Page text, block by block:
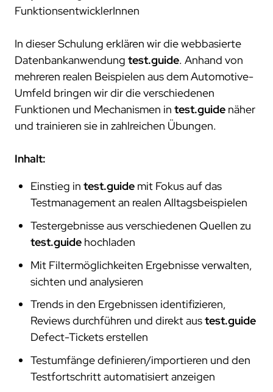
FunktionsentwicklerInnen
In dieser Schulung erklären wir die webbasierte
Datenbankanwendung test.guide. Anhand von
mehreren realen Beispielen aus dem Automotive-
Umfeld bringen wir dir die verschiedenen
Funktionen und Mechanismen in test.guide näher
und trainieren sie in zahlreichen Übungen.
Inhalt:
Einstieg in test.guide mit Fokus auf das
Testmanagement an realen Alltagsbeispielen
Testergebnisse aus verschiedenen Quellen zu
test.guide hochladen
Mit Filtermöglichkeiten Ergebnisse verwalten,
sichten und analysieren
Trends in den Ergebnissen identifizieren,
Reviews durchführen und direkt austest.guide
Defect-Tickets erstellen
Testumfänge definieren/importieren und den
Testfortschritt automatisiert anzeigen